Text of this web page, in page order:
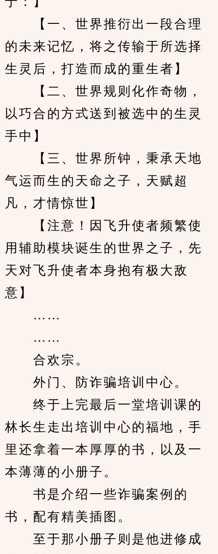
【一、世界推衍出一段合理
的未来记忆，将之传输于所选择
生灵后，打造而成的重生者】
【二、世界规则化作奇物，
以巧合的方式送到被选中的生灵
手中】
【三、世界所钟，秉承天地
气运而生的天命之子，天赋超
凡，才情惊世】
【注意！因飞升使者频繁使
用辅助模块诞生的世界之子，先
天对飞升使者本身抱有极大敌
意】
……
……
合欢宗。
外门、防诈骗培训中心。
终于上完最后一堂培训课的
林长生走出培训中心的福地，手
里还拿着一本厚厚的书，以及一
本薄薄的小册子。
书是介绍一些诈骗案例的
书，配有精美插图。
至于那小册子则是他进修成